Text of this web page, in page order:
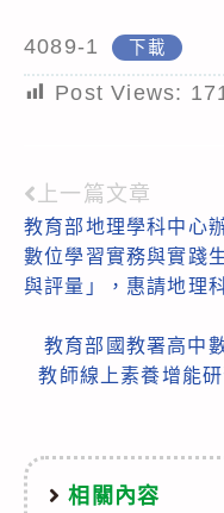
4089-1 下載
Post Views:
Read
more
articles
上一篇文章
教育部地理學科中心
數位學習實務與實踐
與評量」，惠請地理
教育部國教署高中
教師線上素養增能
相關內容